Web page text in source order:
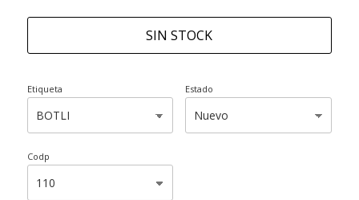
SIN STOCK
Etiqueta Estado
Codp